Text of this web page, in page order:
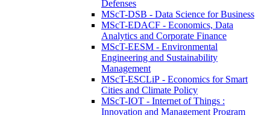
Defenses
MScT-DSB - Data Science for Business
MScT-EDACF - Economics, Data
Analytics and Corporate Finance
MScT-EESM - Environmental
Engineering and Sustainability
Management
MScT-ESCLiP - Economics for Smart
Cities and Climate Policy
MScT-IOT - Internet of Things :
Innovation and Management Program